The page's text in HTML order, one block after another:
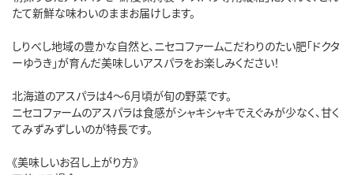
たて新鮮な味わいのままお届けします。
しりべし地域の豊かな自然と、ニセコファームこだわりのたい肥「ドクタ
ーゆうき」が育んだ美味しいアスパラをお楽しみください！
北海道のアスパラは4～6月頃が旬の野菜です。
ニセコファームのアスパラは食感がシャキシャキでえぐみが少なく、甘く
てみずみずしいのが特長です。
《美味しいお召し上がり方》